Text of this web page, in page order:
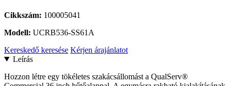
Cikkszám: 100005041
Modell: UCRB536-SS61A
Kereskedő keresése Kérjen árajánlatot
Leírás
Hozzon létre egy tökéletes szakácsállomást a QualServ®